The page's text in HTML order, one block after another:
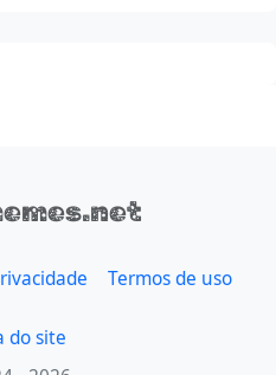
Termos de uso
do site